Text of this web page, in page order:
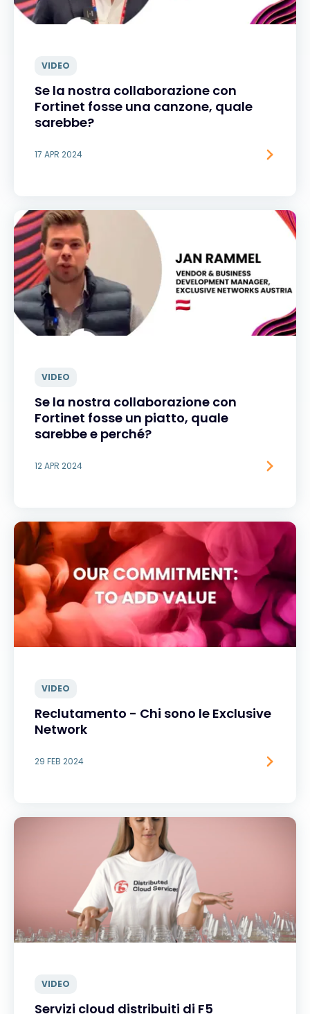
VIDEO
Se la nostra collaborazione con
Fortinet fosse una canzone, quale
sarebbe?
17 APR 2024
VIDEO
Se la nostra collaborazione con
Fortinet fosse un piatto, quale
sarebbe e perché?
12 APR 2024
VIDEO
Reclutamento - Chi sono le Exclusive
Network
29 FEB 2024
VIDEO
Servizi cloud distribuiti di F5